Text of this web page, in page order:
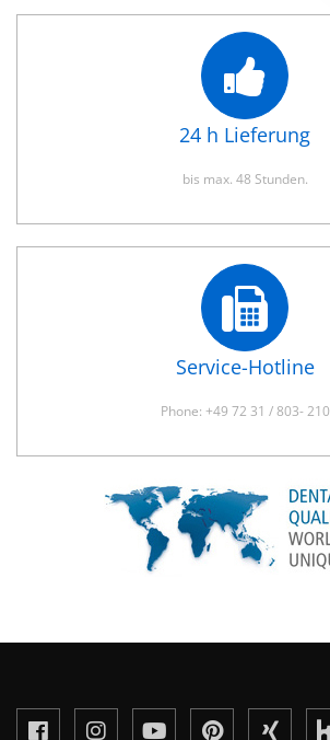
24 h Lieferung
bis max. 48 Stunden.
Service-Hotline
Phone: +49 72 31 / 803- 210